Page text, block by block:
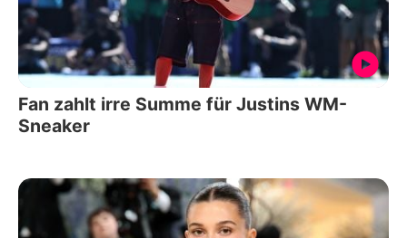
Fan zahlt irre Summe für Justins WM-
Sneaker